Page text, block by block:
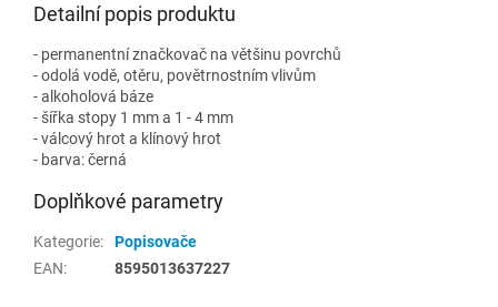
Detailní popis produktu
- permanentní značkovač na většinu povrchů
- odolá vodě, otěru, povětrnostním vlivům
- alkoholová báze
- šířka stopy 1 mm a 1 - 4 mm
- válcový hrot a klínový hrot
- barva: černá
Doplňkové parametry
Kategorie:
Popisovače
EAN: 8595013637227